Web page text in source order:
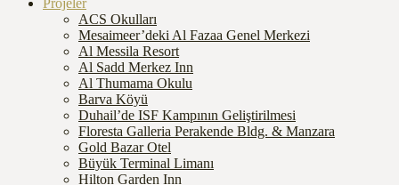
Projeler
ACS Okulları
Mesaimeer’deki Al Fazaa Genel Merkezi
Al Messila Resort
Al Sadd Merkez Inn
Al Thumama Okulu
Barva Köyü
Duhail’de ISF Kampının Geliştirilmesi
Floresta Galleria Perakende Bldg. & Manzara
Gold Bazar Otel
Büyük Terminal Limanı
Hilton Garden Inn